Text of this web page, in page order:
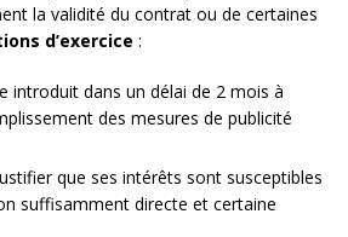
la validité du contrat ou de certaines
d’exercice :
introduit dans un délai de 2 mois à
des mesures de publicité
que ses intérêts sont susceptibles
suffisamment directe et certaine